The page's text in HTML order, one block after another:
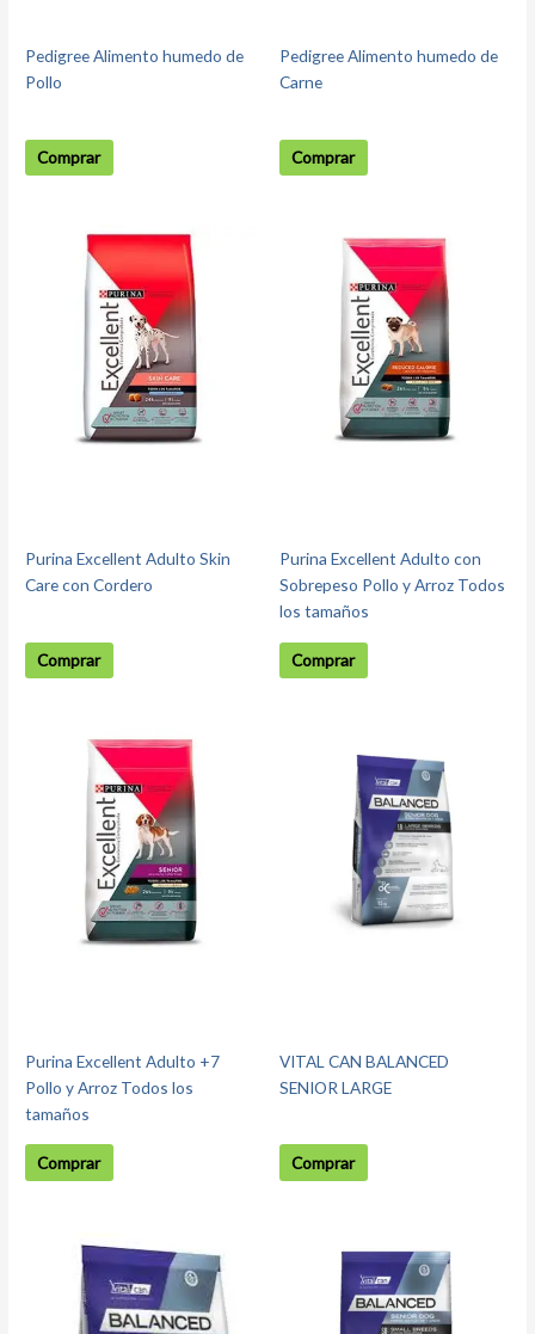
Pedigree Alimento humedo de
Pollo
Comprar
Pedigree Alimento humedo de
Carne
Comprar
Purina Excellent Adulto Skin
Care con Cordero
Comprar
Purina Excellent Adulto con
Sobrepeso Pollo y Arroz Todos
los tamaños
Comprar
Purina Excellent Adulto +7
Pollo y Arroz Todos los
tamaños
Comprar
VITAL CAN BALANCED
SENIOR LARGE
Comprar